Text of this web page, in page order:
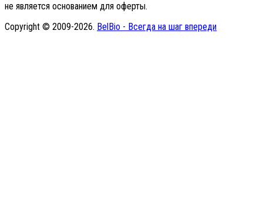
не является основанием для оферты.
Copyright © 2009-2026. BelBio - Всегда на шаг впереди